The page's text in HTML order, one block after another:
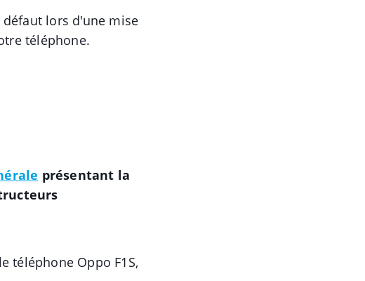
lors d'une mise
téléphone.
présentant la
téléphone Oppo F1S,